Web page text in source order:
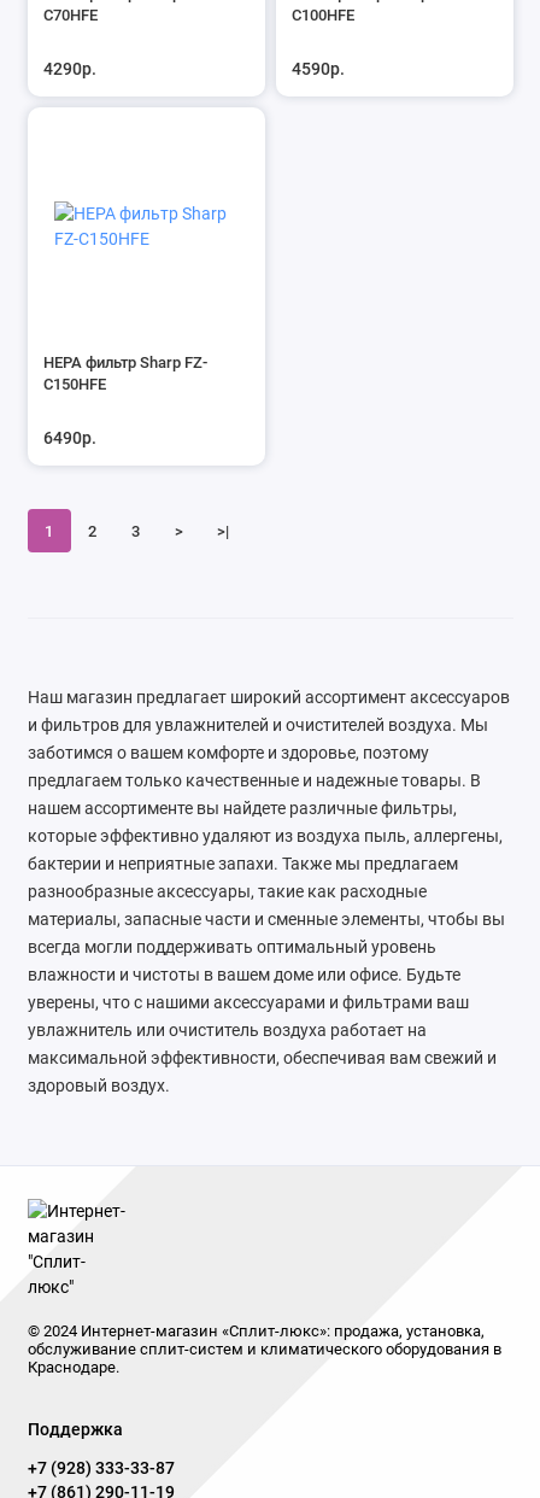
C70HFE
4290р.
C100HFE
4590р.
HEPA фильтр Sharp FZ-
C150HFE
6490р.
1 2 3 > >|
Наш магазин предлагает широкий ассортимент аксессуаров
и фильтров для увлажнителей и очистителей воздуха. Мы
заботимся о вашем комфорте и здоровье, поэтому
предлагаем только качественные и надежные товары. В
нашем ассортименте вы найдете различные фильтры,
которые эффективно удаляют из воздуха пыль, аллергены,
бактерии и неприятные запахи. Также мы предлагаем
разнообразные аксессуары, такие как расходные
материалы, запасные части и сменные элементы, чтобы вы
всегда могли поддерживать оптимальный уровень
влажности и чистоты в вашем доме или офисе. Будьте
уверены, что с нашими аксессуарами и фильтрами ваш
увлажнитель или очиститель воздуха работает на
максимальной эффективности, обеспечивая вам свежий и
здоровый воздух.
© 2024 Интернет-магазин «Сплит-люкс»: продажа, установка,
обслуживание сплит-систем и климатического оборудования в
Краснодаре.
Поддержка
+7 (928) 333-33-87
+7 (861) 290-11-19